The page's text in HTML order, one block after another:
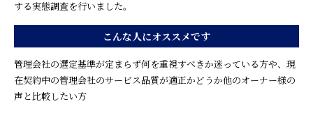
する実態調査を行いました。
こんな人にオススメです
管理会社の選定基準が定まらず何を重視すべきか迷っている方や、現
在契約中の管理会社のサービス品質が適正かどうか他のオーナー様の
声と比較したい方